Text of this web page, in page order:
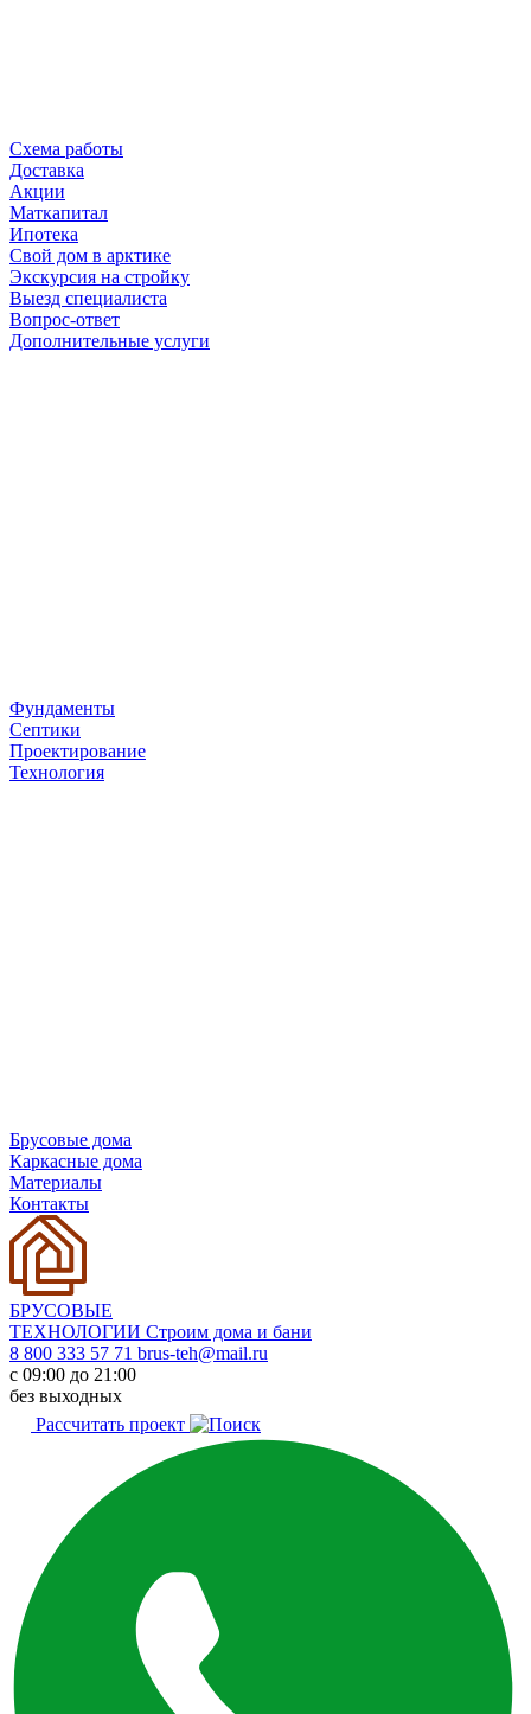
Схема работы
Доставка
Акции
Маткапитал
Ипотека
Свой дом в арктике
Экскурсия на стройку
Выезд специалиста
Вопрос-ответ
Дополнительные услуги
Фундаменты
Септики
Проектирование
Технология
Брусовые дома
Каркасные дома
Материалы
Контакты
БРУСОВЫЕ
ТЕХНОЛОГИИ Строим дома и бани
8 800 333 57 71 brus-teh@mail.ru
с 09:00 до 21:00
без выходных
Рассчитать проект